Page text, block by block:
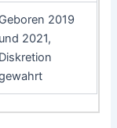
Geboren 2019
und 2021,
Diskretion